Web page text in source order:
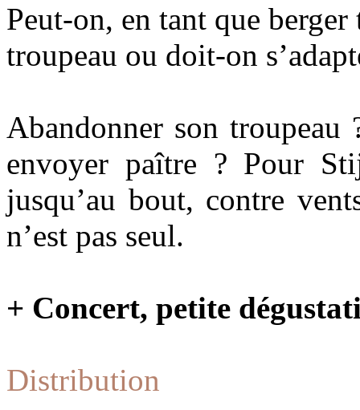
Peut-on, en tant que
troupeau ou doit-on
Abandonner son
envoyer paître ? Pour
jusqu’au bout, contre
n’est pas seul.
+ Concert, petite
Distribution